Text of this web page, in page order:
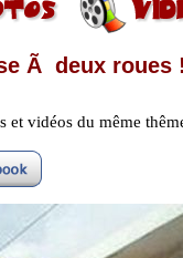
Ã deux roues
et vidéos du même